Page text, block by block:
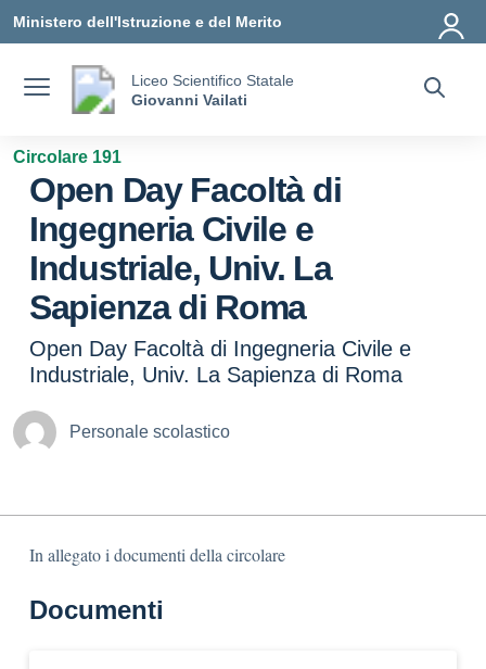
Ministero dell'Istruzione e del Merito
Liceo Scientifico Statale
Giovanni Vailati
Circolare 191
Open Day Facoltà di
Ingegneria Civile e
Industriale, Univ. La
Sapienza di Roma
Open Day Facoltà di Ingegneria Civile e
Industriale, Univ. La Sapienza di Roma
Personale scolastico
In allegato i documenti della circolare
Documenti